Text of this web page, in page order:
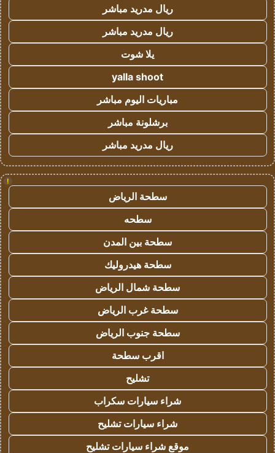
ريال مدريد مباشر
ريال مدريد مباشر
يلا شوت
yalla shoot
مباريات اليوم مباشر
برشلونة مباشر
ريال مدريد مباشر
!
سطحة الرياض
سطحه
سطحة بين المدن
سطحة هيدروليك
سطحة شمال الرياض
سطحة غرب الرياض
سطحة جنوب الرياض
اقرب سطحة
تشليح
شراء سيارات سكراب
شراء سيارات تشليح
موقع شراء سيارات تشليح